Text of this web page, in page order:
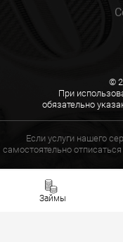
Займы
©
При
обязательно
Если услуги нашего
самостоятельно